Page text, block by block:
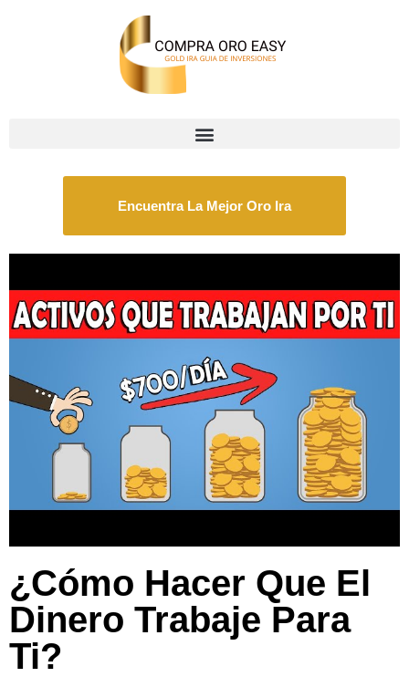
Encuentra La Mejor Oro Ira
¿Cómo Hacer Que El
Dinero Trabaje Para
Ti?